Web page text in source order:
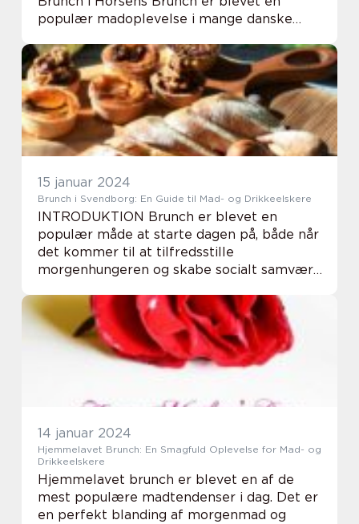
populær madoplevelse i mange danske
et væld af restauranter og cafeer, der
tilbyder denne ...
15 januar 2024
Brunch i Svendborg: En Guide til Mad- og Drikkeelskere
INTRODUKTION Brunch er blevet en
populær måde at starte dagen på, både når
det kommer til at tilfredsstille
morgenhungeren og skabe socialt samvær.
caféer og restauranter, der tilbyder denne
lækre form for ...
14 januar 2024
Hjemmelavet Brunch: En Smagfuld Oplevelse for Mad- og
Drikkeelskere
Hjemmelavet brunch er blevet en af de
mest populære madtendenser i dag. Det er
en perfekt blanding af morgenmad og